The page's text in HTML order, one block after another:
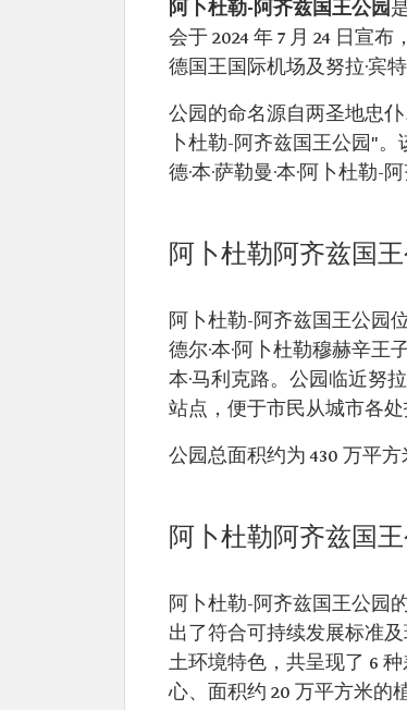
阿卜杜勒-阿齐兹国王公园
会于 2024 年 7 月 24 日宣
德国王国际机场及努拉·宾
公园的命名源自两圣地忠
卜杜勒-阿齐兹国王公园"
德·本·萨勒曼·本·阿卜杜勒-
阿卜杜勒阿齐兹国
阿卜杜勒-阿齐兹国王公园
德尔·本·阿卜杜勒穆赫辛王
本·马利克路。公园临近努
站点，便于市民从城市各处
公园总面积约为 430 万平方
阿卜杜勒阿齐兹国
阿卜杜勒-阿齐兹国王公园
出了符合可持续发展标准
土环境特色，共呈现了 6
心、面积约 20 万平方米的